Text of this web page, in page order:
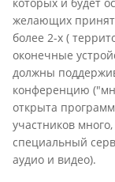
желающих
более 2-х (
оконечные
должны
конференцию
открыта
участников
специальный
аудио и видео).